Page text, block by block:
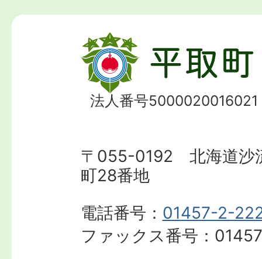
法人番号5000020016021
〒055-0192 北海道沙
町28番地
電話番号： 01457-2-
ファックス番号：